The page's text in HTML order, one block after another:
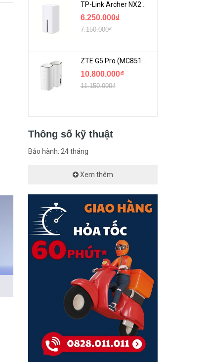
TP-Link Archer NX200 | Bộ Phát WiFi Dùng Sim 5G Tốc Độ Cao Mới FullBox
6.250.000₫
7.150.000₫
ZTE G5 Pro (MC8512) | Router 5G WiFi7 Be7200 Hỗ Trợ Băng Tần 6Ghz Cực Mạnh
10.800.000₫
11.150.000₫
Thông số kỹ thuật
Bảo hành: 24 tháng
Xem thêm